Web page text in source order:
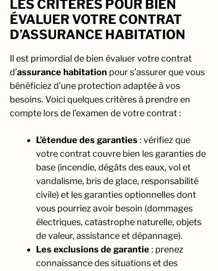
LES CRITÈRES POUR BIEN
ÉVALUER VOTRE CONTRAT
D’ASSURANCE HABITATION
Il est primordial de bien évaluer votre contrat
d’assurance habitation pour s’assurer que vous
bénéficiez d’une protection adaptée à vos
besoins. Voici quelques critères à prendre en
compte lors de l’examen de votre contrat :
L’étendue des garanties : vérifiez que
votre contrat couvre bien les garanties de
base (incendie, dégâts des eaux, vol et
vandalisme, bris de glace, responsabilité
civile) et les garanties optionnelles dont
vous pourriez avoir besoin (dommages
électriques, catastrophe naturelle, objets
de valeur, assistance et dépannage).
Les exclusions de garantie : prenez
connaissance des situations et des